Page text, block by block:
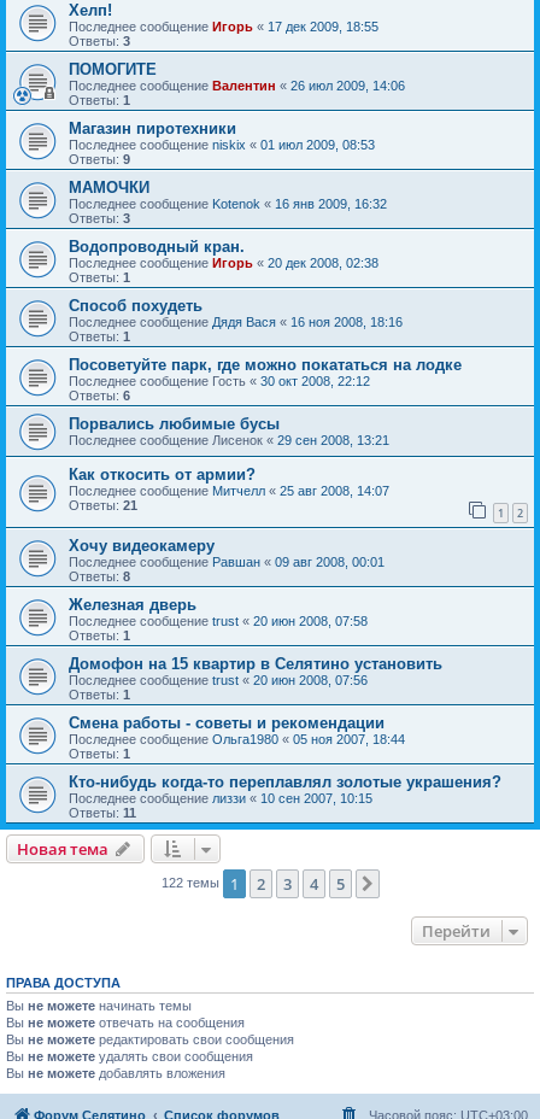
Хелп!
Последнее сообщение Игорь « 17 дек 2009, 18:55
Ответы: 3
ПОМОГИТЕ
Последнее сообщение Валентин « 26 июл 2009, 14:06
Ответы: 1
Магазин пиротехники
Последнее сообщение niskix « 01 июл 2009, 08:53
Ответы: 9
МАМОЧКИ
Последнее сообщение Kotenok « 16 янв 2009, 16:32
Ответы: 3
Водопроводный кран.
Последнее сообщение Игорь « 20 дек 2008, 02:38
Ответы: 1
Способ похудеть
Последнее сообщение Дядя Вася « 16 ноя 2008, 18:16
Ответы: 1
Посоветуйте парк, где можно покататься на лодке
Последнее сообщение Гость « 30 окт 2008, 22:12
Ответы: 6
Порвались любимые бусы
Последнее сообщение Лисенок « 29 сен 2008, 13:21
Как откосить от армии?
Последнее сообщение Митчелл « 25 авг 2008, 14:07
Ответы: 21 1 2
Хочу видеокамеру
Последнее сообщение Равшан « 09 авг 2008, 00:01
Ответы: 8
Железная дверь
Последнее сообщение trust « 20 июн 2008, 07:58
Ответы: 1
Домофон на 15 квартир в Селятино установить
Последнее сообщение trust « 20 июн 2008, 07:56
Ответы: 1
Смена работы - советы и рекомендации
Последнее сообщение Ольга1980 « 05 ноя 2007, 18:44
Ответы: 1
Кто-нибудь когда-то переплавлял золотые украшения?
Последнее сообщение лиззи « 10 сен 2007, 10:15
Ответы: 11
Новая тема
122 темы 1 2 3 4 5
Перейти
ПРАВА ДОСТУПА
Вы не можете начинать темы
Вы не можете отвечать на сообщения
Вы не можете редактировать свои сообщения
Вы не можете удалять свои сообщения
Вы не можете добавлять вложения
Форум Селятино Список форумов Часовой пояс: UTC+03:00